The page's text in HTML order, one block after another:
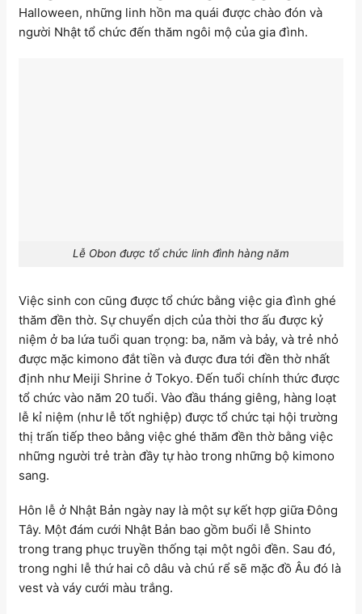
Halloween, những linh hồn ma quái được chào đón và
người Nhật tổ chức đến thăm ngôi mộ của gia đình.
Lễ Obon được tổ chức linh đình hàng năm
Việc sinh con cũng được tổ chức bằng việc gia đình ghé
thăm đền thờ. Sự chuyển dịch của thời thơ ấu được kỷ
niệm ở ba lứa tuổi quan trọng: ba, năm và bảy, và trẻ nhỏ
được mặc kimono đắt tiền và được đưa tới đền thờ nhất
định như Meiji Shrine ở Tokyo. Đến tuổi chính thức được
tổ chức vào năm 20 tuổi. Vào đầu tháng giêng, hàng loạt
lễ kỉ niệm (như lễ tốt nghiệp) được tổ chức tại hội trường
thị trấn tiếp theo bằng việc ghé thăm đền thờ bằng việc
những người trẻ tràn đầy tự hào trong những bộ kimono
sang.
Hôn lễ ở Nhật Bản ngày nay là một sự kết hợp giữa Đông
Tây. Một đám cưới Nhật Bản bao gồm buổi lễ Shinto
trong trang phục truyền thống tại một ngôi đền. Sau đó,
trong nghi lễ thứ hai cô dâu và chú rể sẽ mặc đồ Âu đó là
vest và váy cưới màu trắng.